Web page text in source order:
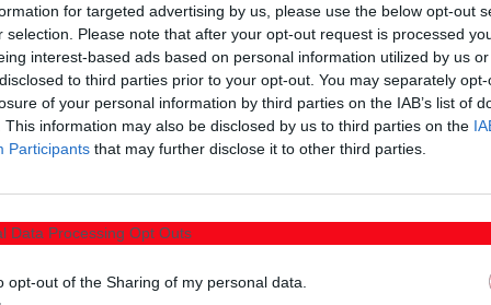
for targeted advertising by us, please use the below opt-out
selection. Please note that after your opt-out request is processed
interest-based ads based on personal information utilized by us
to third parties prior to your opt-out. You may separately
of your personal information by third parties on the IAB’s list of
This information may also be disclosed by us to third parties on the
Participants that may further disclose it to other third parties.
Data Processing Opt Outs
opt-out of the Sharing of my personal data.
φυτοφαρμάκων, της κλιματικής αλλαγής
Μαντζανάς θα αναλύσει τη συμβολή
ενίσχυση της βιοποικιλότητας γεωργικών
του Ευρωπαϊκού Κανονισμού
καθώς και μέτρα αποκατάστασης που
διεργασιών και της ανθεκτικότητας
αποκατάσταση της φύσης όσο και η
ανθεκτικών, ποικίλων και
αγροδασοπονία είναι ένα απαραίτητο